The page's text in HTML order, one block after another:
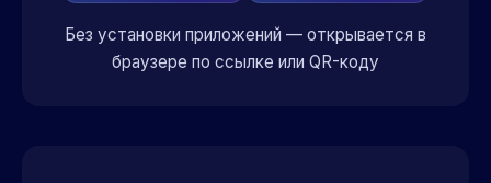
Без установки приложений — открывается в
браузере по ссылке или QR-коду